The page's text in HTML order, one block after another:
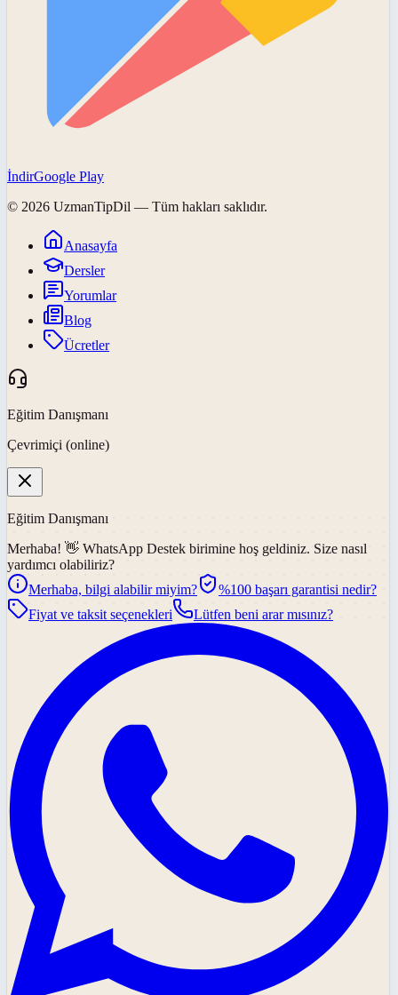
İndirGoogle Play
© 2026 UzmanTipDil — Tüm hakları saklıdır.
Anasayfa
Dersler
Yorumlar
Blog
Ücretler
Eğitim Danışmanı
Çevrimiçi (online)
Eğitim Danışmanı
Merhaba! 👋 WhatsApp Destek birimine hoş geldiniz. Size nasıl
yardımcı olabiliriz?
Merhaba, bilgi alabilir miyim?
%100 başarı garantisi nedir?
Fiyat ve taksit seçenekleri
Lütfen beni arar mısınız?